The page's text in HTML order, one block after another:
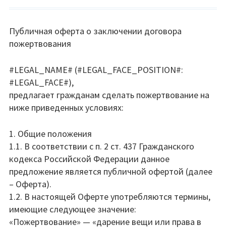
Публичная оферта о заключении договора
пожертвования
#LEGAL_NAME# (#LEGAL_FACE_POSITION#:
#LEGAL_FACE#),
предлагает гражданам сделать пожертвование на
ниже приведенных условиях:
1. Общие положения
1.1. В соответствии с п. 2 ст. 437 Гражданского
кодекса Российской Федерации данное
предложение является публичной офертой (далее
– Оферта).
1.2. В настоящей Оферте употребляются термины,
имеющие следующее значение:
«Пожертвование» — «дарение вещи или права в